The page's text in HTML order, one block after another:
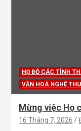
HỌ ĐỖ CÁC TỈNH
VĂN HOÁ NGHỆ
Mừng việc Họ
16 Tháng 7, 2026